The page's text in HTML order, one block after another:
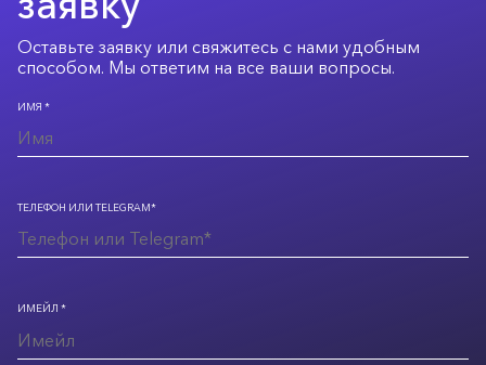
Оставьте заявку или свяжитесь с нами удобным
способом. Мы ответим на все ваши вопросы.
ИМЯ *
ТЕЛЕФОН ИЛИ TELEGRAM*
ИМЕЙЛ *